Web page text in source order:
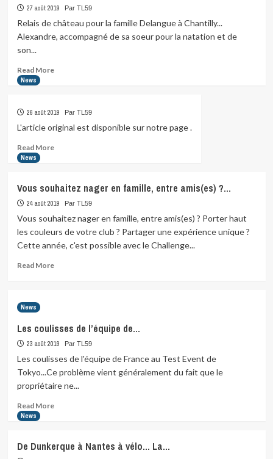
les
BF5
et
27 août 2019 Par TL59
Relais de château pour la famille Delangue à Chantilly...
Alexandre, accompagné de sa soeur pour la natation et de
son...
Read MoreRead
de
château
la
à
Alexandre,
…
News
26 août 2019 Par TL59
L'article original est disponible sur notre page .
Read MoreRead
News
Vous souhaitez nager en famille, entre amis(es) ?…
24 août 2019 Par TL59
Vous souhaitez nager en famille, entre amis(es) ? Porter haut
les couleurs de votre club ? Partager une expérience unique ?
Cette année, c'est possible avec le Challenge...
Read MoreRead
en
famille,
entre amis(es) ?…
News
Les coulisses de l’équipe de…
23 août 2019 Par TL59
Les coulisses de l'équipe de France au Test Event de
Tokyo...Ce problème vient généralement du fait que le
propriétaire ne...
Read MoreRead
coulisses
News
De Dunkerque à Nantes à vélo… La…